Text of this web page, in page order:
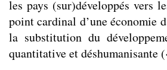
les pays (sur)développés vers
point cardinal d’une économie
la substitution du
quantitative et déshumanisante